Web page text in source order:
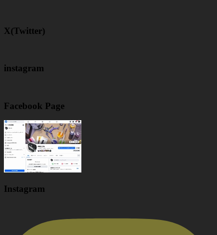
X(Twitter)
instagram
Facebook Page
Instagram